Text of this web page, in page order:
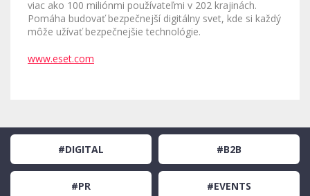
viac ako 100 miliónmi používateľmi v 202 krajinách.
Pomáha budovať bezpečnejší digitálny svet, kde si každý
môže užívať bezpečnejšie technológie.
www.eset.com
#DIGITAL #B2B
#PR #EVENTS